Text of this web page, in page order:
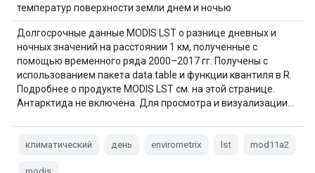
температур поверхности земли днем ​​и ночью
Долгосрочные данные MODIS LST о разнице дневных и
ночных значений на расстоянии 1 км, полученные с
помощью временного ряда 2000–2017 гг. Получены с
использованием пакета data.table и функции квантиля в R.
Подробнее о продукте MODIS LST см. на этой странице.
Антарктида не включена. Для просмотра и визуализации…
климатический день envirometrix lst mod11a2